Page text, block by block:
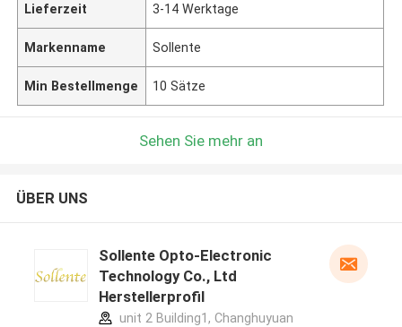
Lieferzeit 3-14 Werktage
Markenname Sollente
Min Bestellmenge 10 Sätze
Sehen Sie mehr an
ÜBER UNS
Sollente Opto-Electronic
Technology Co., Ltd
Herstellerprofil
unit 2 Building1, Changhuyuan